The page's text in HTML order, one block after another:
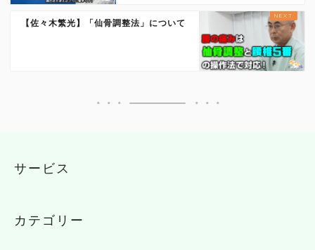
【佐々木繁光】「仙骨調整法」について
サービス
カテゴリー